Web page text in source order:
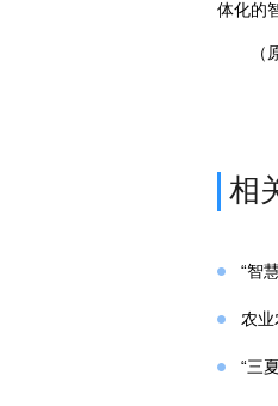
体化的
相
“智
农
“三